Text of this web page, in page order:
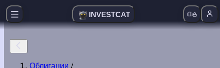
INVESTCAT
Облигации /